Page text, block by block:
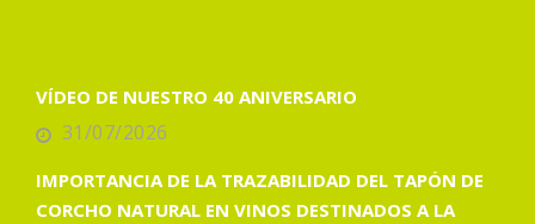
VÍDEO DE NUESTRO 40 ANIVERSARIO
31/07/2026
IMPORTANCIA DE LA TRAZABILIDAD DEL TAPÓN DE
CORCHO NATURAL EN VINOS DESTINADOS A LA